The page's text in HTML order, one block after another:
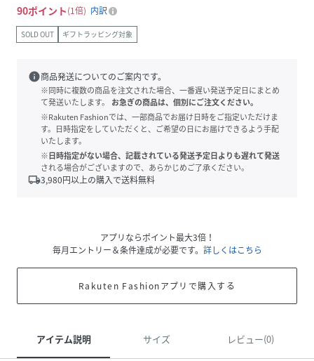
90ポイント 1倍 内訳
SOLD OUT ギフトラッピング対象
info商品発送についてのご案内です。
※同時に複数の商品を注文された場合、一番遅い発送予定日にまとめ
て発送いたします。
お急ぎの商品は、個別にご注文ください。
※Rakuten Fashionでは、一部商品でお届け日時をご指定いただけま
す。日時指定をしていただくと、ご希望の日にお届けできるよう手配
いたします。
※日時指定がない場合、記載されている発送予定日よりも遅れて発送
される場合がございますので、あらかじめご了承ください。
local_shipping3,980円以上の購入で送料無料
アプリならポイント最大3倍！
毎月エントリー＆条件達成が必要です。 詳しくはこちら
Rakuten Fashionアプリで購入する
アイテム説明 サイズ レビュー(0)